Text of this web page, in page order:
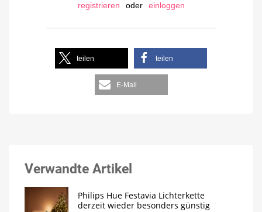
registrieren oder einloggen
teilen teilen
E-Mail
Verwandte Artikel
Philips Hue Festavia Lichterkette
derzeit wieder besonders günstig